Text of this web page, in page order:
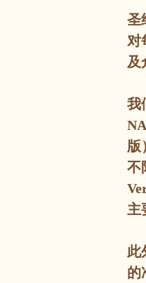
圣
对
及
我
版
不
主
此
的